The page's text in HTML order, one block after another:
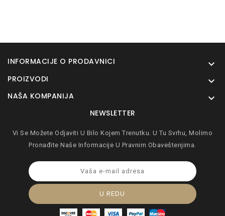
INFORMACIJE O PRODAVNICI 
PROIZVODI 
NAŠA KOMPANIJA 
NEWSLETTER
Vi Se Možete Odjaviti U Bilo Kojem Trenutku. U Tu Svrhu, Molimo
Pronađite Naše Informacije U Pravnim Obaveštenjima.